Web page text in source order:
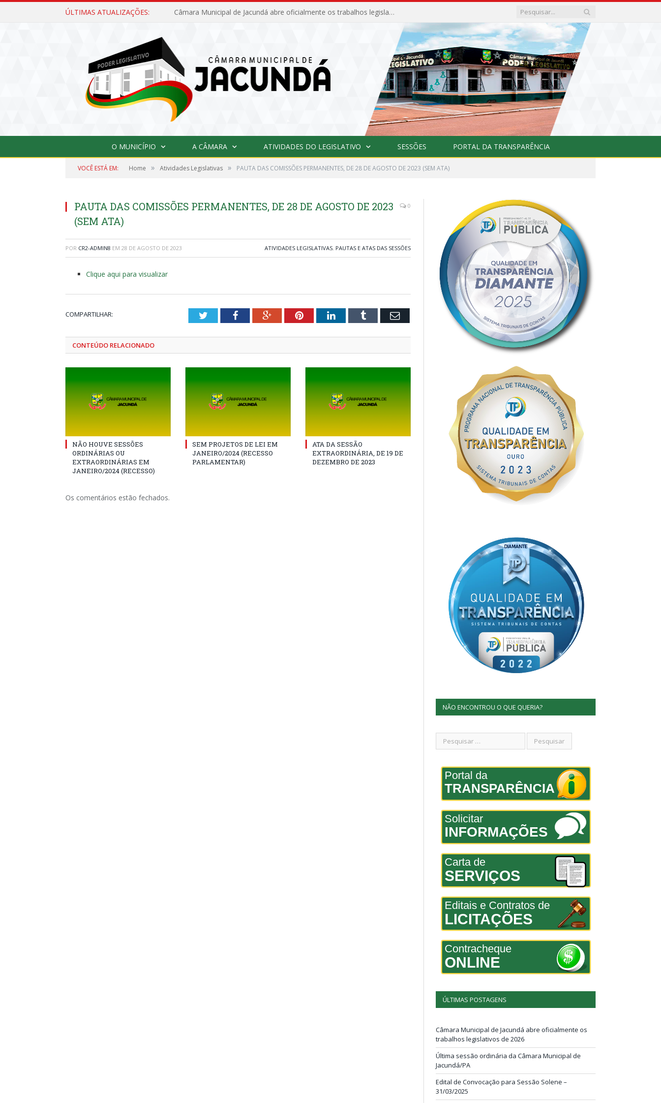
ÚLTIMAS ATUALIZAÇÕES: Câmara Municipal de Jacundá abre oficialmente os trabalhos legislativos de 2026
O MUNICÍPIO A CÂMARA ATIVIDADES DO LEGISLATIVO SESSÕES PORTAL DA TRANSPARÊNCIA
VOCÊ ESTÁ EM: Home » Atividades Legislativas » PAUTA DAS COMISSÕES PERMANENTES, DE 28 DE AGOSTO DE 2023 (SEM ATA)
PAUTA DAS COMISSÕES PERMANENTES, DE 28 DE AGOSTO DE 2023
(SEM ATA)
0
POR CR2-ADMIN8 EM 28 DE AGOSTO DE 2023 ATIVIDADES LEGISLATIVAS, PAUTAS E ATAS DAS SESSÕES
Clique aqui para visualizar
COMPARTILHAR: TwitterFacebookGoogle+PinterestLinkedInTumblr Email
CONTEÚDO RELACIONADO
NÃO HOUVE SESSÕES
ORDINÁRIAS OU
EXTRAORDINÁRIAS EM
JANEIRO/2024 (RECESSO)
SEM PROJETOS DE LEI EM
JANEIRO/2024 (RECESSO
PARLAMENTAR)
ATA DA SESSÃO
EXTRAORDINÁRIA, DE 19 DE
DEZEMBRO DE 2023
Os comentários estão fechados.
NÃO ENCONTROU O QUE QUERIA?
Portal da
TRANSPARÊNCIA
Solicitar
INFORMAÇÕES
Carta de
SERVIÇOS
Editais e Contratos de
LICITAÇÕES
Contracheque
ONLINE
ÚLTIMAS POSTAGENS
Câmara Municipal de Jacundá abre oficialmente os
trabalhos legislativos de 2026
Última sessão ordinária da Câmara Municipal de
Jacundá/PA
Edital de Convocação para Sessão Solene –
31/03/2025